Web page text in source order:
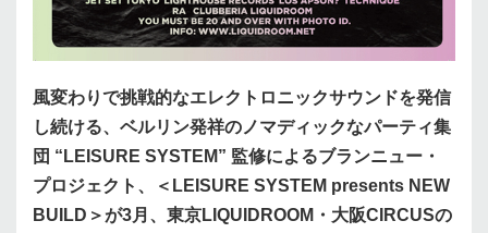
風変わりで挑戦的なエレクトロニックサウンドを発信
し続ける、ベルリン発祥のノマディックなパーティ集
団 “LEISURE SYSTEM” 監修によるブランニュー・
プロジェクト、＜LEISURE SYSTEM presents NEW
BUILD＞が3月、東京LIQUIDROOM・大阪CIRCUSの